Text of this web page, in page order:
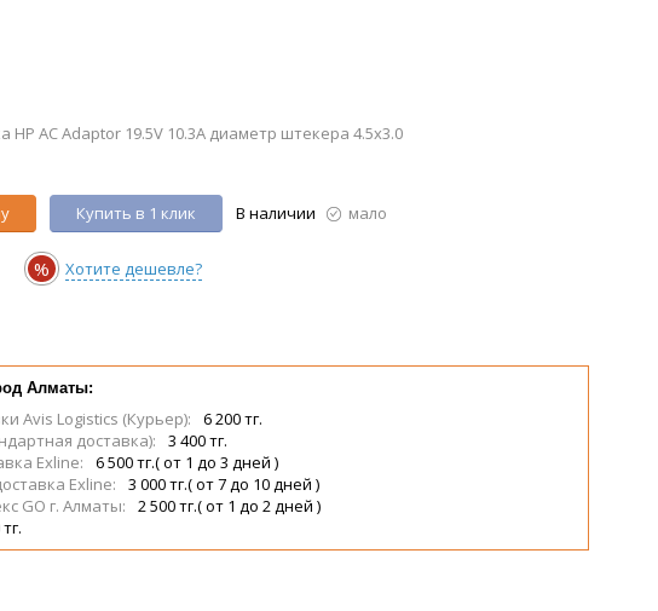
HP AC Adaptor 19.5V 10.3A диаметр штекера 4.5x3.0
Купить в 1 клик В наличии мало
% Хотите дешевле?
Алматы:
Avis Logistics (Курьер):
6 200 тг.
доставка):
3 400 тг.
Exline:
6 500 тг.( от 1 до 3 дней )
Exline:
3 000 тг.( от 7 до 10 дней )
GO г. Алматы:
2 500 тг.( от 1 до 2 дней )